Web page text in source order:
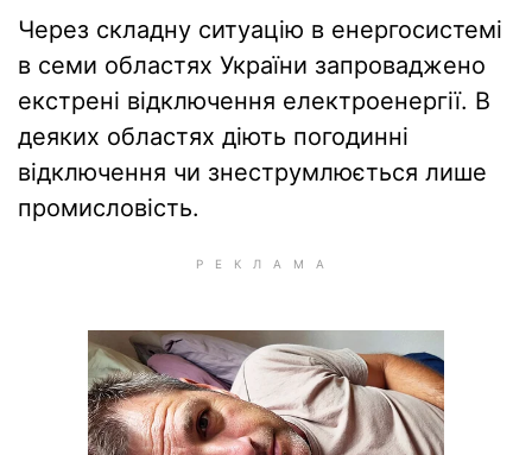
Через складну ситуацію в енергосистемі
в семи областях України запроваджено
екстрені відключення електроенергії. В
деяких областях діють погодинні
відключення чи знеструмлюється лише
промисловість.